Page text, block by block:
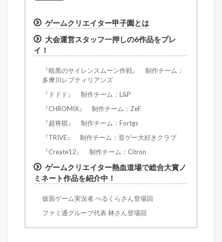
ゲームクリエイター甲子園とは
大会運営スタッフ一押しの6作品をプレ
イ！
『暗黒のサイレンスムーン作戦』 制作チーム：
多摩川レプティリアンズ
『ドドド』 制作チーム：L&P
『CHROMIX』 制作チーム：ZeF
『超将棋』 制作チーム：Fortgs
『TRIVE』 制作チーム：音ゲー大好きクラブ
『Create12』 制作チーム：Citron
ゲームクリエイター熱血道場で総合大賞ノ
ミネート作品を紹介中！
仮面ゲーム実況者 べるくらさん登場回
ファミ通グループ代表 林さん登場回